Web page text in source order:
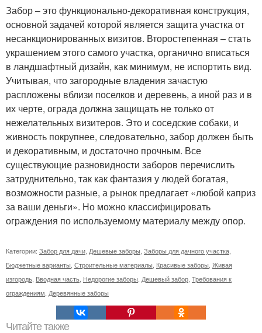
Забор – это функционально-декоративная конструкция,
основной задачей которой является защита участка от
несанкционированных визитов. Второстепенная – стать
украшением этого самого участка, органично вписаться
в ландшафтный дизайн, как минимум, не испортить вид.
Учитывая, что загородные владения зачастую
распложены вблизи поселков и деревень, а иной раз и в
их черте, ограда должна защищать не только от
нежелательных визитеров. Это и соседские собаки, и
живность покрупнее, следовательно, забор должен быть
и декоративным, и достаточно прочным. Все
существующие разновидности заборов перечислить
затруднительно, так как фантазия у людей богатая,
возможности разные, а рынок предлагает «любой каприз
за ваши деньги». Но можно классифицировать
ограждения по используемому материалу между опор.
Категории: Забор для дачи Дешевые заборы Заборы для дачного участка
Бюджетные варианты Строительные материалы Красивые заборы Живая
изгородь Вводная часть Недорогие заборы Дешевый забор Требования к
ограждениям Деревянные заборы
Читайте также